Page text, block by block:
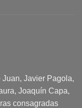
Javier Pagola,
Joaquín Capa,
consagradas